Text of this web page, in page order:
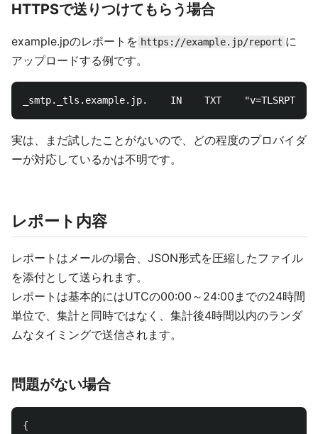
HTTPSで送りつけてもらう場合
example.jpのレポートを https://example.jp/report に
アップロードする例です。
実は、まだ試したことがないので、どの程度のプロバイダ
ーが対応しているかは不明です。
レポート内容
レポートはメールの場合、JSON形式を圧縮したファイル
を添付として送られます。
レポートは基本的にはUTCの00:00～24:00までの24時間
単位で、集計と同時ではなく、集計後4時間以内のランダ
ムなタイミングで送信されます。
問題がない場合
{